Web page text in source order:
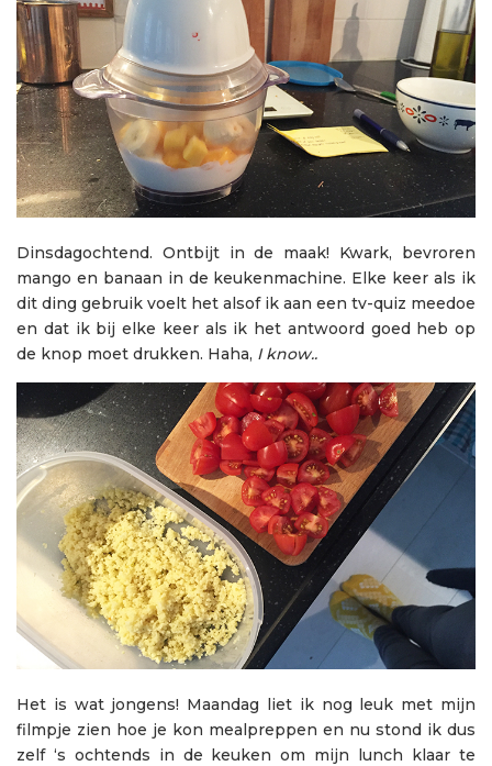
Dinsdagochtend. Ontbijt in de maak! Kwark, bevroren
mango en banaan in de keukenmachine. Elke keer als ik
dit ding gebruik voelt het alsof ik aan een tv-quiz meedoe
en dat ik bij elke keer als ik het antwoord goed heb op
de knop moet drukken. Haha, I know..
Het is wat jongens! Maandag liet ik nog leuk met mijn
filmpje zien hoe je kon mealpreppen en nu stond ik dus
zelf ‘s ochtends in de keuken om mijn lunch klaar te